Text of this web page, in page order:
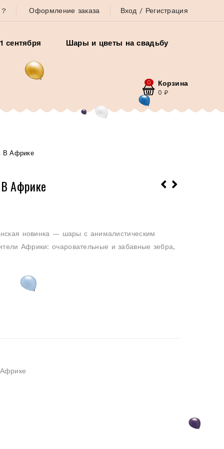
? Оформление заказа Вход / Регистрация
сентября Шары и цветы на свадьбу
Корзина
0
0₽
В Африке
Африке
новинка — шары с анималистическим
Африки: очаровательные и забавные зебра,